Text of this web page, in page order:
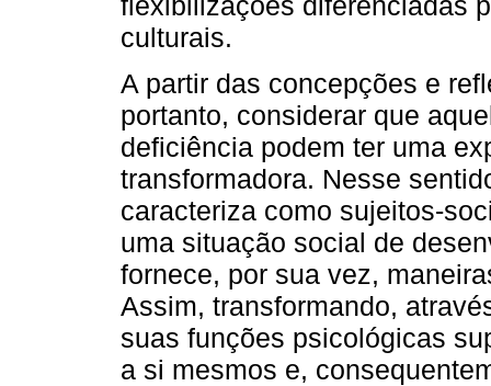
culturais.
A partir das concepções e
portanto, considerar que
deficiência podem ter uma
transformadora. Nesse
caracteriza como sujeitos-
uma situação social de
fornece, por sua vez,
Assim, transformando,
suas funções psicológicas
a si mesmos e,